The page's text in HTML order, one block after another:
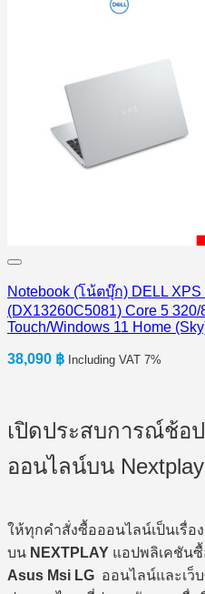
Notebook (โน้ตบุ๊ก) DELL
(DX13260C5081) Core 5
Touch/Windows 11 Home
38,090 ฿ Including VAT 7%
เปิดประสบการณ์ช้อ
ออนไลน์บน Nextplay
ให้ทุกคำสั่งซื้อออนไลน์เป็นเรื่
บน NEXTPLAY แอปพลิเคชัน
Asus Msi LG ออนไลน์และเว็